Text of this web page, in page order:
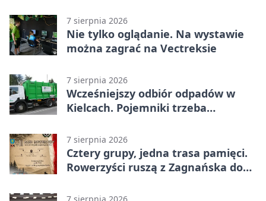
7 sierpnia 2026
Nie tylko oglądanie. Na wystawie
można zagrać na Vectreksie
7 sierpnia 2026
Wcześniejszy odbiór odpadów w
Kielcach. Pojemniki trzeba
7 sierpnia 2026
Cztery grupy, jedna trasa pamięci.
Rowerzyści ruszą z Zagnańska do